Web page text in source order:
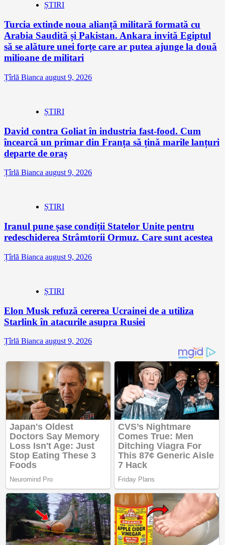
ȘTIRI
Turcia extinde noua alianță militară formată cu
Arabia Saudită și Pakistan. Ankara invită Egiptul
să se alăture unei forțe care ar putea ajunge la două
milioane de militari
Țîrlă Bianca august 9, 2026
ȘTIRI
David contra Goliat în industria fast-food. Cum
încearcă un primar din Franța să țină marile lanțuri
departe de oraș
Țîrlă Bianca august 9, 2026
ȘTIRI
Iranul pune șase condiții Statelor Unite pentru
redeschiderea Strâmtorii Ormuz. Care sunt acestea
Țîrlă Bianca august 9, 2026
ȘTIRI
Elon Musk refuză cererea Ucrainei de a utiliza
Starlink în atacurile asupra Rusiei
Țîrlă Bianca august 9, 2026